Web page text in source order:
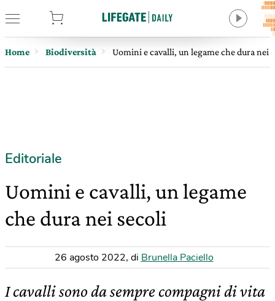
Home Biodiversità Uomini e cavalli, un legame che dura nei
Editoriale
Uomini e cavalli, un legame
che dura nei secoli
26 agosto 2022, di Brunella Paciello
I cavalli sono da sempre compagni di vita